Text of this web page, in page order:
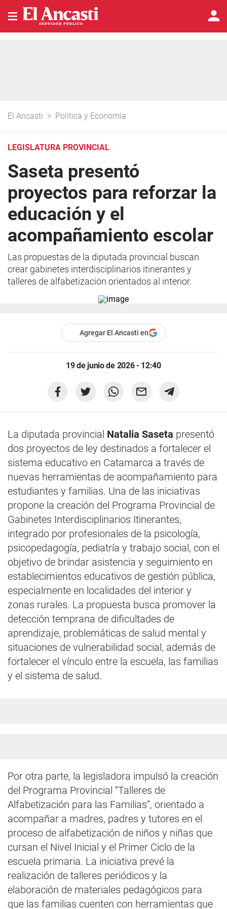
El Ancasti > Política y Economía
LEGISLATURA PROVINCIAL
Saseta presentó
proyectos para reforzar la
educación y el
acompañamiento escolar
Las propuestas de la diputada provincial buscan
crear gabinetes interdisciplinarios itinerantes y
talleres de alfabetización orientados al interior.
Agregar El Ancasti en
19 de junio de 2026 - 12:40
La diputada provincial Natalia Saseta presentó
dos proyectos de ley destinados a fortalecer el
sistema educativo en Catamarca a través de
nuevas herramientas de acompañamiento para
estudiantes y familias. Una de las iniciativas
propone la creación del Programa Provincial de
Gabinetes Interdisciplinarios Itinerantes,
integrado por profesionales de la psicología,
psicopedagogía, pediatría y trabajo social, con el
objetivo de brindar asistencia y seguimiento en
establecimientos educativos de gestión pública,
especialmente en localidades del interior y
zonas rurales. La propuesta busca promover la
detección temprana de dificultades de
aprendizaje, problemáticas de salud mental y
situaciones de vulnerabilidad social, además de
fortalecer el vínculo entre la escuela, las familias
y el sistema de salud.
Por otra parte, la legisladora impulsó la creación
del Programa Provincial “Talleres de
Alfabetización para las Familias”, orientado a
acompañar a madres, padres y tutores en el
proceso de alfabetización de niños y niñas que
cursan el Nivel Inicial y el Primer Ciclo de la
escuela primaria. La iniciativa prevé la
realización de talleres periódicos y la
elaboración de materiales pedagógicos para
que las familias cuenten con herramientas que